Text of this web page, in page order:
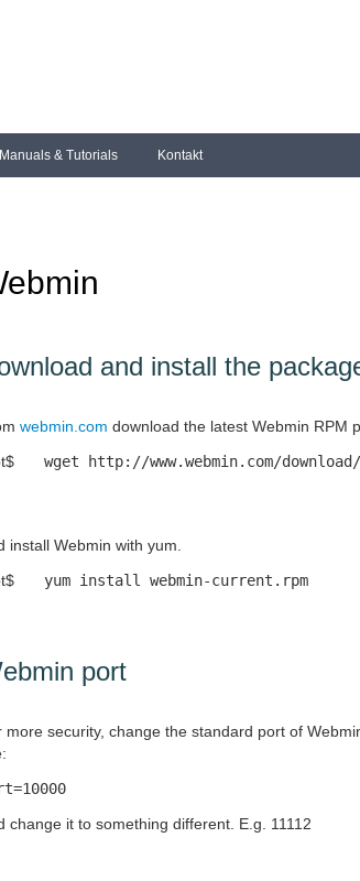
Manuals & Tutorials Kontakt
and install the
webmin.com download the latest Webmin RPM
wget http://www.webmin.com/
install Webmin with yum.
yum install webmin-current.rpm
port
more security, change the standard port of
:
change it to something different. E.g. 11112